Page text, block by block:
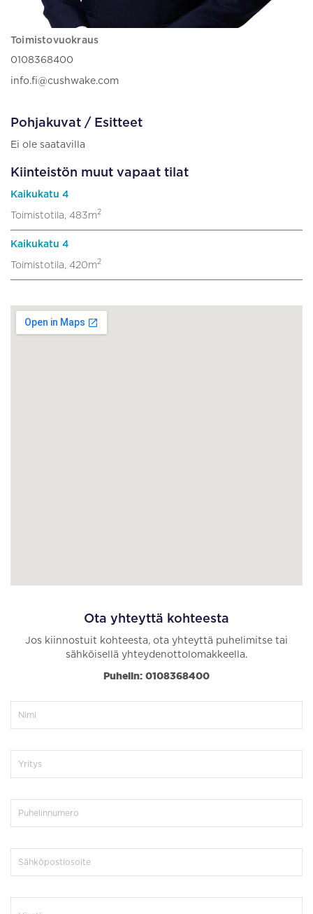
Toimistovuokraus
0108368400
info.fi@cushwake.com
Pohjakuvat / Esitteet
Ei ole saatavilla
Kiinteistön muut vapaat tilat
Kaikukatu 4
Toimistotila, 483m2
Kaikukatu 4
Toimistotila, 420m2
Ota yhteyttä kohteesta
Jos kiinnostuit kohteesta, ota yhteyttä puhelimitse tai
sähköisellä yhteydenottolomakkeella.
Puhelin: 0108368400